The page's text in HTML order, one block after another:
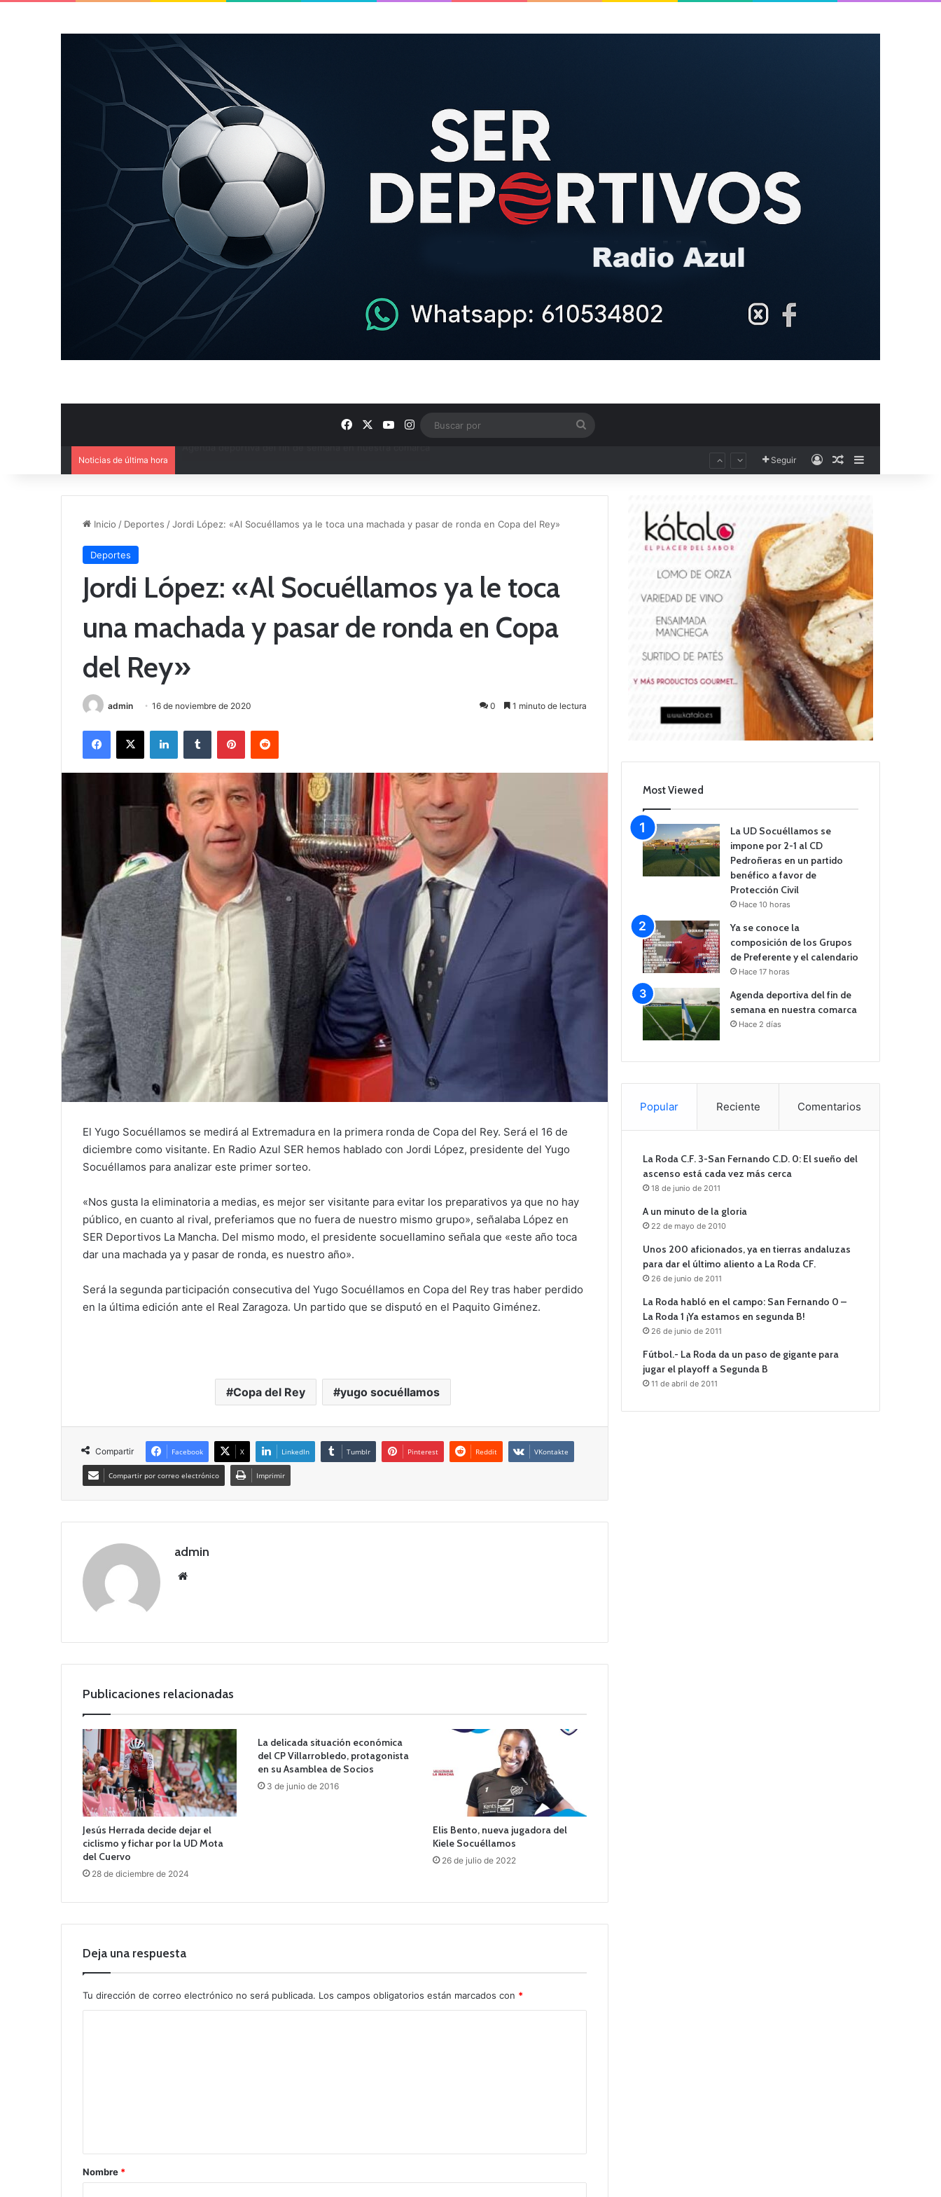
FacebookYouTube
Instagram
Noticias de última hora Seguir AccesoPublicación al
Inicio / Deportes /Jordi López: «Al Socuéllamos ya le toca una machada y pasar de ronda en Copa del Rey»
Deportes
Jordi López: «Al Socuéllamos ya le toca
una machada y pasar de ronda en Copa
del Rey»
admin 16 de noviembre de 2020 0 1 minuto de lectura
El Yugo Socuéllamos se medirá al Extremadura en la primera ronda de Copa del Rey. Será el 16 de
diciembre como visitante. En Radio Azul SER hemos hablado con Jordi López, presidente del Yugo
Socuéllamos para analizar este primer sorteo.
«Nos gusta la eliminatoria a medias, es mejor ser visitante para evitar los preparativos ya que no hay
público, en cuanto al rival, preferiamos que no fuera de nuestro mismo grupo», señalaba López en
SER Deportivos La Mancha. Del mismo modo, el presidente socuellamino señala que «este año toca
dar una machada ya y pasar de ronda, es nuestro año».
Será la segunda participación consecutiva del Yugo Socuéllamos en Copa del Rey tras haber perdido
en la última edición ante el Real Zaragoza. Un partido que se disputó en el Paquito Giménez.
Copa del Rey yugo socuéllamos
Compartir Facebook X LinkedIn Tumblr Pinterest Reddit VKontakte
Compartir por correo electrónico Imprimir
admin
Publicaciones relacionadas
Jesús Herrada decide dejar el
ciclismo y fichar por la UD Mota
del Cuervo
28 de diciembre de 2024
La delicada situación económica
del CP Villarrobledo, protagonista
en su Asamblea de Socios
3 de junio de 2016
Elis Bento, nueva jugadora del
Kiele Socuéllamos
26 de julio de 2022
Deja una respuesta
Tu dirección de correo electrónico no será publicada. Los campos obligatorios están marcados con *
rNombre *
Most Viewed
La UD Socuéllamos se
impone por 2-1 al CD
Pedroñeras en un partido
benéfico a favor de
Protección Civil
Hace 10 horas
Ya se conoce la
composición de los Grupos
de Preferente y el calendario
Hace 17 horas
Agenda deportiva del fin de
semana en nuestra comarca
Hace 2 días
Popular Reciente Comentarios
La Roda C.F. 3-San Fernando C.D. 0: El sueño del
ascenso está cada vez más cerca
18 de junio de 2011
A un minuto de la gloria
22 de mayo de 2010
Unos 200 aficionados, ya en tierras andaluzas
para dar el último aliento a La Roda CF.
26 de junio de 2011
La Roda habló en el campo: San Fernando 0 –
La Roda 1 ¡Ya estamos en segunda B!
26 de junio de 2011
Fútbol.- La Roda da un paso de gigante para
jugar el playoff a Segunda B
11 de abril de 2011